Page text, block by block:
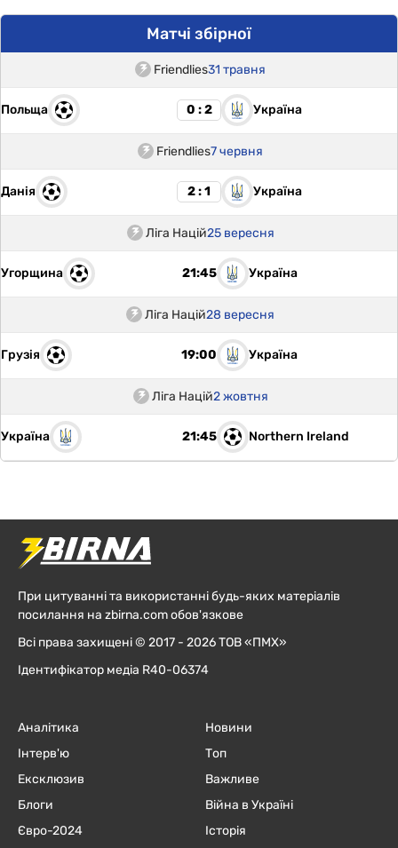
Матчі збірної
Friendlies31 травня
Польща 0 : 2 Україна
Friendlies7 червня
Данія 2 : 1 Україна
Ліга Націй25 вересня
Угорщина 21:45 Україна
Ліга Націй28 вересня
Грузія 19:00 Україна
Ліга Націй2 жовтня
Україна 21:45 Northern Ireland
При цитуванні та використанні будь-яких матеріалів
посилання на zbirna.com обов'язкове
Всі права захищені © 2017 - 2026 ТОВ «ПМХ»
Ідентифікатор медіа R40-06374
Аналітика
Інтерв'ю
Ексклюзив
Блоги
Євро-2024
Новини
Топ
Важливе
Війна в Україні
Історія